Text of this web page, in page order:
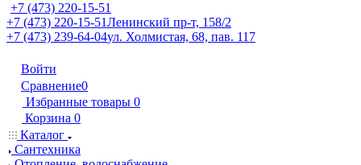
+7 (473) 220-15-51
+7 (473) 220-15-51Ленинский пр-т, 158/2
+7 (473) 239-64-04ул. Холмистая, 68, пав. 117
Войти
Сравнение0
Избранные товары 0
Корзина 0
Каталог
Сантехника